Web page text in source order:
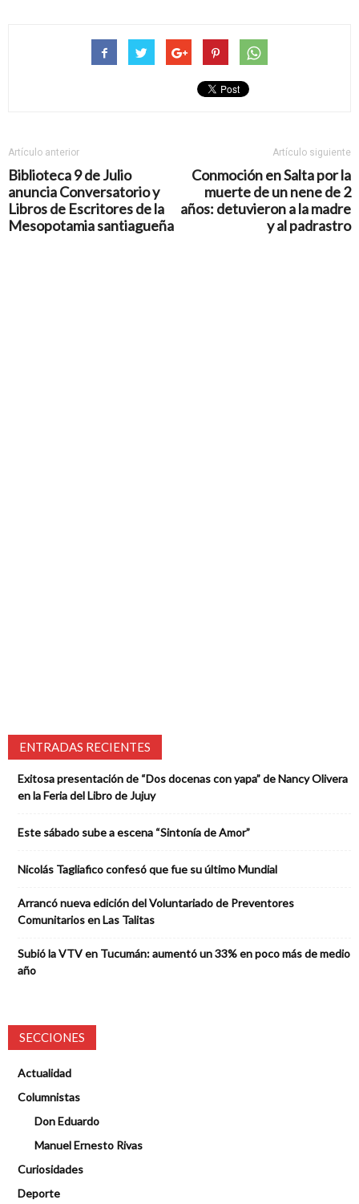
Artículo anterior
Biblioteca 9 de Julio
anuncia Conversatorio y
Libros de Escritores de la
Mesopotamia santiagueña
Artículo siguiente
Conmoción en Salta por la
muerte de un nene de 2
años: detuvieron a la madre
y al padrastro
ENTRADAS RECIENTES
Exitosa presentación de “Dos docenas con yapa” de Nancy Olivera
en la Feria del Libro de Jujuy
Este sábado sube a escena “Sintonía de Amor”
Nicolás Tagliafico confesó que fue su último Mundial
Arrancó nueva edición del Voluntariado de Preventores
Comunitarios en Las Talitas
Subió la VTV en Tucumán: aumentó un 33% en poco más de medio
año
SECCIONES
Actualidad
Columnistas
Don Eduardo
Manuel Ernesto Rivas
Curiosidades
Deporte